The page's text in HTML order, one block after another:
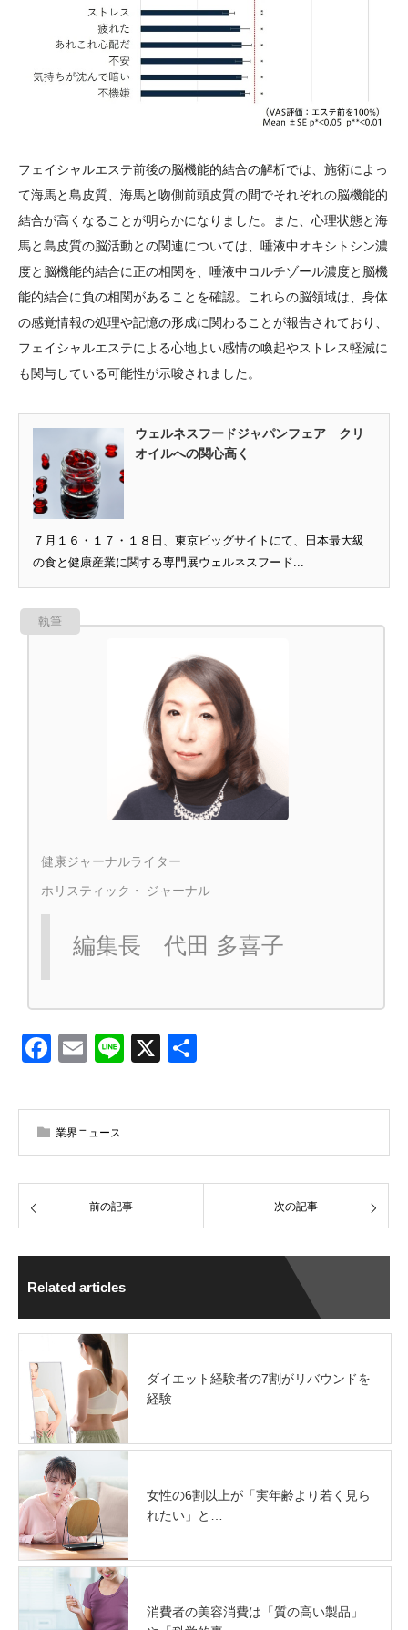
フェイシャルエステ前後の脳機能的結合の解析では、施術によっ
て海馬と島皮質、海馬と吻側前頭皮質の間でそれぞれの脳機能的
結合が高くなることが明らかになりました。また、心理状態と海
馬と島皮質の脳活動との関連については、唾液中オキシトシン濃
度と脳機能的結合に正の相関を、唾液中コルチゾール濃度と脳機
能的結合に負の相関があることを確認。これらの脳領域は、身体
の感覚情報の処理や記憶の形成に関わることが報告されており、
フェイシャルエステによる心地よい感情の喚起やストレス軽減に
も関与している可能性が示唆されました。
ウェルネスフードジャパンフェア クリ
オイルへの関心高く
７月１６・１７・１８日、東京ビッグサイトにて、日本最大級
の食と健康産業に関する専門展ウェルネスフード...
執筆
健康ジャーナルライター
ホリスティック・ ジャーナル
編集長 代田 多喜子
Facebook
EmailLine
X
業界ニュース
前の記事 次の記事
Related articles
ダイエット経験者の7割がリバウンドを
経験
女性の6割以上が「実年齢より若く見ら
れたい」と…
消費者の美容消費は「質の高い製品」